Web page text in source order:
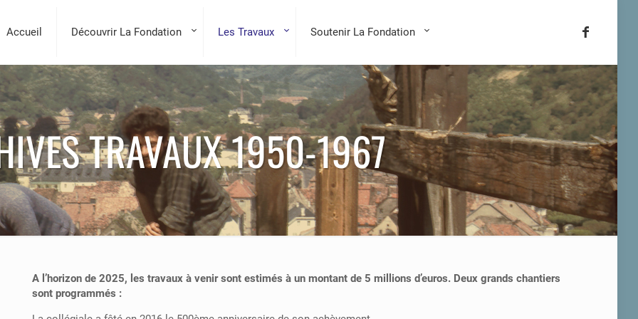
Accueil Découvrir La Fondation Les Travaux Soutenir La Fondation
TRAVAUX 1950-1967
A l’horizon de 2025, les travaux à venir sont estimés à un montant de 5 millions d’euros. Deux grands chantiers
sont programmés :